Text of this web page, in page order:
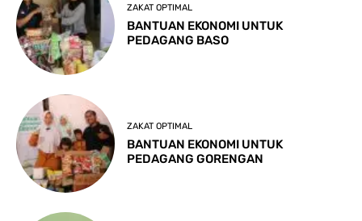
ZAKAT OPTIMAL
BANTUAN EKONOMI UNTUK
PEDAGANG BASO
ZAKAT OPTIMAL
BANTUAN EKONOMI UNTUK
PEDAGANG GORENGAN